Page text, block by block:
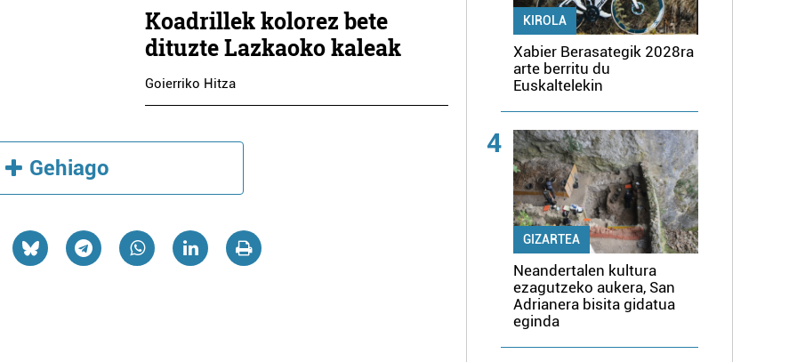
Koadrillek kolorez bete
dituzte Lazkaoko kaleak
Goierriko Hitza
Gehiago
KIROLA
Xabier Berasategik 2028ra
arte berritu du
Euskaltelekin
4
GIZARTEA
Neandertalen kultura
ezagutzeko aukera, San
Adrianera bisita gidatua
eginda